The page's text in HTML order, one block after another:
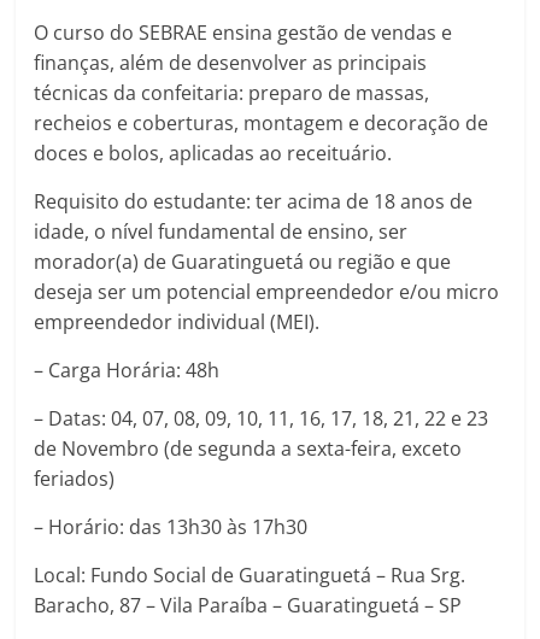
O curso do SEBRAE ensina gestão de vendas e
finanças, além de desenvolver as principais
técnicas da confeitaria: preparo de massas,
recheios e coberturas, montagem e decoração de
doces e bolos, aplicadas ao receituário.
Requisito do estudante: ter acima de 18 anos de
idade, o nível fundamental de ensino, ser
morador(a) de Guaratinguetá ou região e que
deseja ser um potencial empreendedor e/ou micro
empreendedor individual (MEI).
– Carga Horária: 48h
– Datas: 04, 07, 08, 09, 10, 11, 16, 17, 18, 21, 22 e 23
de Novembro (de segunda a sexta-feira, exceto
feriados)
– Horário: das 13h30 às 17h30
Local: Fundo Social de Guaratinguetá – Rua Srg.
Baracho, 87 – Vila Paraíba – Guaratinguetá – SP